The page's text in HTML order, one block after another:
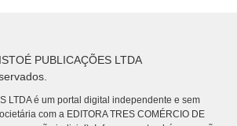
PUBLICAÇÕES LTDA
LTDA é um portal digital independente e sem
com a EDITORA TRES COMÉRCIO DE